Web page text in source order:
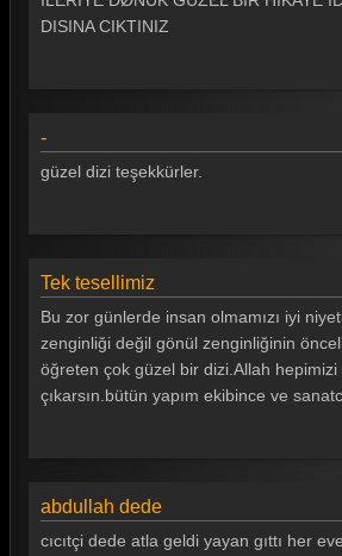
Gönül Dağı 25. Bölüm
Gönül Dağı 22. Bölüm
Gönül Dağı 19. Bölüm
Gönül Dağı 18. Bölüm
Gönül Dağı 17. Bölüm
Gönül Dağı 16. Bölüm
Gönül Dağı 13. Bölüm
DISINA CIKTINIZ
-
güzel dizi teşekkürler.
Tek tesellimiz
Bu zor günlerde insan olmamızı iyi
zenginliği değil gönül zenginliğinin
öğreten çok güzel bir dizi.Allah hepimizi
çıkarsın.bütün yapım ekibince ve
abdullah dede
cıcıtçi dede atla geldi yayan gıttı her